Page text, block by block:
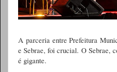
A parceria entre Prefeitura
e Sebrae, foi crucial. O Sebrae,
é gigante.